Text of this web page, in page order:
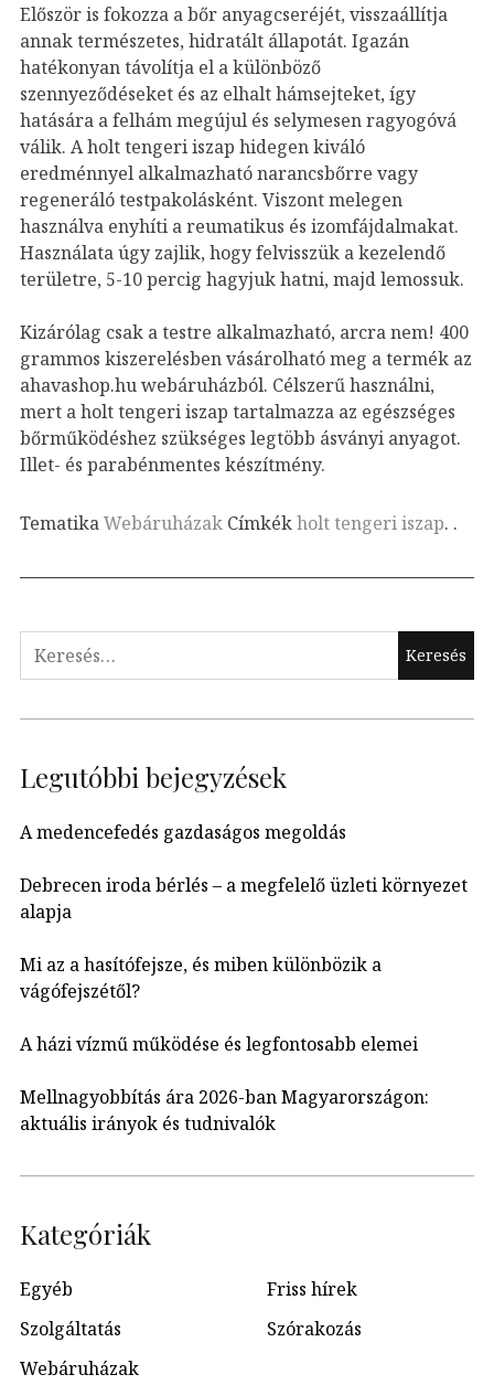
Először is fokozza a bőr anyagcseréjét, visszaállítja
annak természetes, hidratált állapotát. Igazán
hatékonyan távolítja el a különböző
szennyeződéseket és az elhalt hámsejteket, így
hatására a felhám megújul és selymesen ragyogóvá
válik. A holt tengeri iszap hidegen kiváló
eredménnyel alkalmazható narancsbőrre vagy
regeneráló testpakolásként. Viszont melegen
használva enyhíti a reumatikus és izomfájdalmakat.
Használata úgy zajlik, hogy felvisszük a kezelendő
területre, 5-10 percig hagyjuk hatni, majd lemossuk.
Kizárólag csak a testre alkalmazható, arcra nem! 400
grammos kiszerelésben vásárolható meg a termék az
ahavashop.hu webáruházból. Célszerű használni,
mert a holt tengeri iszap tartalmazza az egészséges
bőrműködéshez szükséges legtöbb ásványi anyagot.
Illet- és parabénmentes készítmény.
TematikaWebáruházak Címkékholt tengeri iszap. .
Keresés:
Legutóbbi bejegyzések
A medencefedés gazdaságos megoldás
Debrecen iroda bérlés – a megfelelő üzleti környezet
alapja
Mi az a hasítófejsze, és miben különbözik a
vágófejszétől?
A házi vízmű működése és legfontosabb elemei
Mellnagyobbítás ára 2026-ban Magyarországon:
aktuális irányok és tudnivalók
Kategóriák
Egyéb
Friss hírek
Szolgáltatás
Szórakozás
Webáruházak